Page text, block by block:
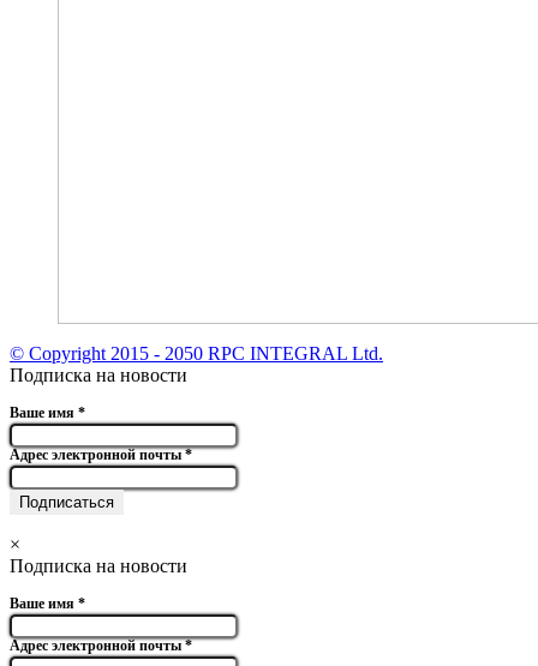
© Copyright 2015 - 2050 RPC INTEGRAL Ltd.
Подписка на новости
Ваше имя *
Адрес электронной почты*
×
Подписка на новости
Ваше имя *
Адрес электронной почты*